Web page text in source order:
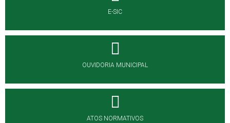
E-SIC
OUVIDORIA MUNICIPAL
ATOS NORMATIVOS